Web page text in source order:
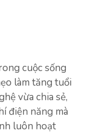
cuộc sống
làm tăng tuổi
vừa chia sẻ,
điện năng mà
luôn hoạt